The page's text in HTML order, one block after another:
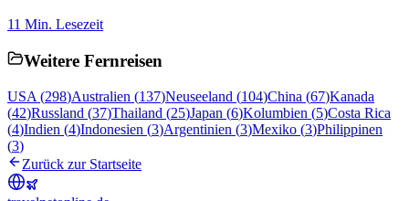
11 Min. Lesezeit
Weitere Fernreisen
USA (298)Australien (137)Neuseeland (104)China (67)Kanada
(42)Russland (37)Thailand (25)Japan (6)Kolumbien (5)Costa Rica
(4)Indien (4)Indonesien (3)Argentinien (3)Mexiko (3)Philippinen
(3)
Zurück zur Startseite